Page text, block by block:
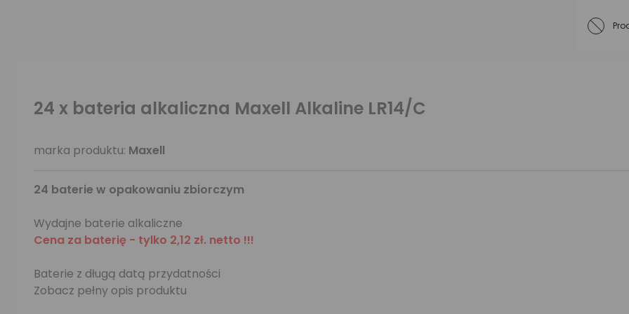
24 x bateria alkaliczna Maxell Alkaline LR14/C
marka produktu: Maxell
24 baterie w opakowaniu zbiorczym
Wydajne baterie alkaliczne
Cena za baterię - tylko 2,12 zł. netto !!!
Baterie z długą datą przydatności
Zobacz pełny opis produktu